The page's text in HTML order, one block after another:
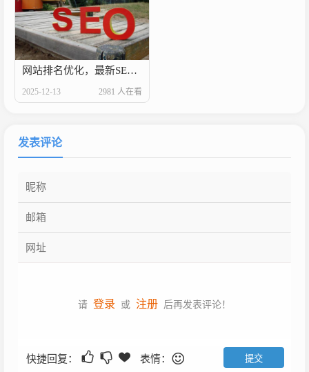
网站排名优化，最新SEO技巧攻略！
2025-12-13 2981 人在看
发表评论
请 登录 或 注册 后再发表评论！
快捷回复： 表情：